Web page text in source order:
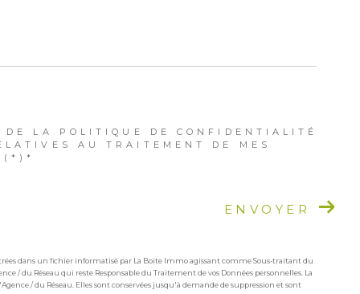
LA POLITIQUE DE CONFIDENTIALITÉ
AU TRAITEMENT DE MES
(*)*
ENVOYER
dans un fichier informatisé par La Boite Immo agissant comme Sous-traitant du
/ du Réseau qui reste Responsable du Traitement de vos Données personnelles. La
/ du Réseau. Elles sont conservées jusqu'à demande de suppression et sont